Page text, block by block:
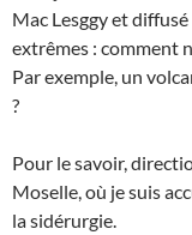
Mac Lesggy et
extrêmes : comment
Par exemple, un
?
Pour le savoir,
Moselle, où je suis
la sidérurgie.